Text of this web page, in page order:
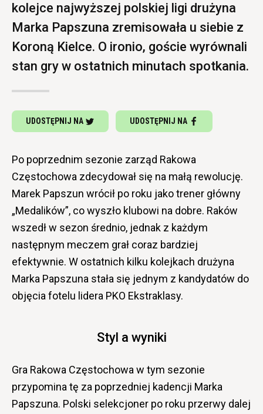
kolejce najwyższej polskiej ligi drużyna
Marka Papszuna zremisowała u siebie z
Koroną Kielce. O ironio, goście wyrównali
stan gry w ostatnich minutach spotkania.
UDOSTĘPNIJ NA UDOSTĘPNIJ NA
Po poprzednim sezonie zarząd Rakowa
Częstochowa zdecydował się na małą rewolucję.
Marek Papszun wrócił po roku jako trener główny
„Medalików”, co wyszło klubowi na dobre. Raków
wszedł w sezon średnio, jednak z każdym
następnym meczem grał coraz bardziej
efektywnie. W ostatnich kilku kolejkach drużyna
Marka Papszuna stała się jednym z kandydatów do
objęcia fotelu lidera PKO Ekstraklasy.
Styl a wyniki
Gra Rakowa Częstochowa w tym sezonie
przypomina tę za poprzedniej kadencji Marka
Papszuna. Polski selekcjoner po roku przerwy dalej